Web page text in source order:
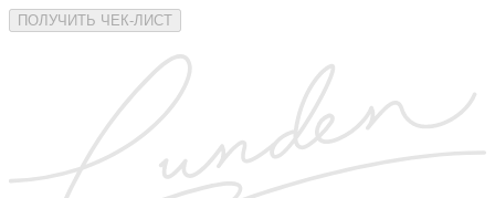
ПОЛУЧИТЬ ЧЕК-ЛИСТ